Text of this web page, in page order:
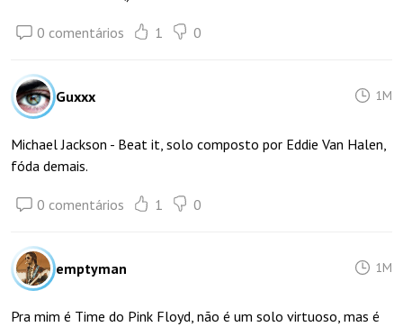
0 comentários 1 0
Guxxx 1M
Michael Jackson - Beat it, solo composto por Eddie Van Halen,
fóda demais.
0 comentários 1 0
emptyman 1M
Pra mim é Time do Pink Floyd, não é um solo virtuoso, mas é